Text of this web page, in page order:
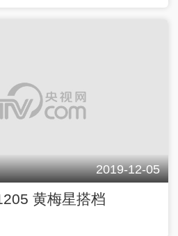
2019-12-05
黄梅星搭档